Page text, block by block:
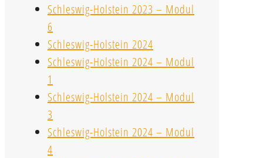
Schleswig-Holstein 2023 – Modul
6
Schleswig-Holstein 2024
Schleswig-Holstein 2024 – Modul
1
Schleswig-Holstein 2024 – Modul
3
Schleswig-Holstein 2024 – Modul
4